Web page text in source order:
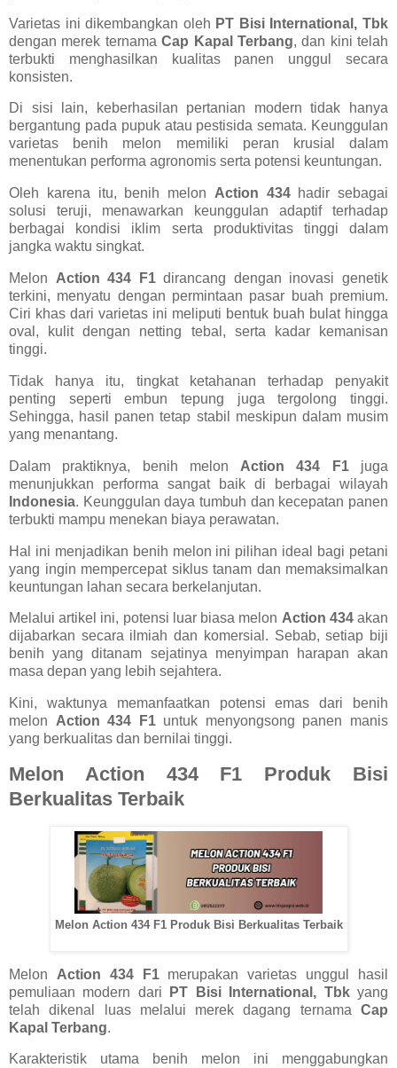
Varietas ini dikembangkan oleh PT Bisi International, Tbk
dengan merek ternamaCap Kapal Terbang, dan kini telah
terbukti menghasilkan kualitas panen unggul secara
konsisten.
Di sisi lain, keberhasilan pertanian modern tidak hanya
bergantung pada pupuk atau pestisida semata. Keunggulan
varietas benih melon memiliki peran krusial dalam
menentukan performa agronomis serta potensi keuntungan.
Oleh karena itu, benih melon Action 434hadir sebagai
solusi teruji, menawarkan keunggulan adaptif terhadap
berbagai kondisi iklim serta produktivitas tinggi dalam
jangka waktu singkat.
Melon Action 434 F1dirancang dengan inovasi genetik
terkini, menyatu dengan permintaan pasar buah premium.
Ciri khas dari varietas ini meliputi bentuk buah bulat hingga
oval, kulit dengan netting tebal, serta kadar kemanisan
tinggi.
Tidak hanya itu, tingkat ketahanan terhadap penyakit
penting seperti embun tepung juga tergolong tinggi.
Sehingga, hasil panen tetap stabil meskipun dalam musim
yang menantang.
Dalam praktiknya, benih melon Action 434 F1juga
menunjukkan performa sangat baik di berbagai wilayah
Indonesia. Keunggulan daya tumbuh dan kecepatan panen
terbukti mampu menekan biaya perawatan.
Hal ini menjadikan benih melon ini pilihan ideal bagi petani
yang ingin mempercepat siklus tanam dan memaksimalkan
keuntungan lahan secara berkelanjutan.
Melalui artikel ini, potensi luar biasa melon Action 434akan
dijabarkan secara ilmiah dan komersial. Sebab, setiap biji
benih yang ditanam sejatinya menyimpan harapan akan
masa depan yang lebih sejahtera.
Kini, waktunya memanfaatkan potensi emas dari benih
melon Action 434 F1untuk menyongsong panen manis
yang berkualitas dan bernilai tinggi.
Melon Action 434 F1 Produk Bisi
Berkualitas Terbaik
Melon Action 434 F1 Produk Bisi Berkualitas Terbaik
Melon Action 434 F1merupakan varietas unggul hasil
pemuliaan modern dari PT Bisi International, Tbkyang
telah dikenal luas melalui merek dagang ternama Cap
Kapal Terbang.
Karakteristik utama benih melon ini menggabungkan